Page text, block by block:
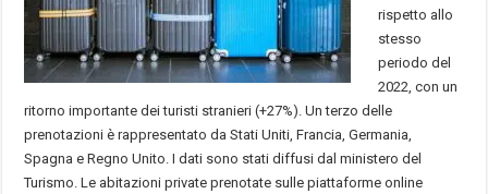
rispetto allo
stesso
periodo del
2022, con un
ritorno importante dei turisti stranieri (+27%). Un terzo delle
prenotazioni è rappresentato da Stati Uniti, Francia, Germania,
Spagna e Regno Unito. I dati sono stati diffusi dal ministero del
Turismo. Le abitazioni private prenotate sulle piattaforme online